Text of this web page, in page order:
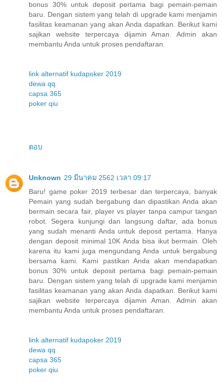
bonus 30% untuk deposit pertama bagi pemain-pemain
baru. Dengan sistem yang telah di upgrade kami menjamin
fasilitas keamanan yang akan Anda dapatkan. Berikut kami
sajikan website terpercaya dijamin Aman. Admin akan
membantu Anda untuk proses pendaftaran.
link alternatif kudapoker 2019
dewa qq
capsa 365
poker qiu
ตอบ
Unknown 29 มีนาคม 2562 เวลา 09:17
Baru! game poker 2019 terbesar dan terpercaya, banyak
Pemain yang sudah bergabung dan dipastikan Anda akan
bermain secara fair, player vs player tanpa campur tangan
robot. Segera kunjungi dan langsung daftar, ada bonus
yang sudah menanti Anda untuk deposit pertama. Hanya
dengan deposit minimal 10K Anda bisa ikut bermain. Oleh
karena itu kami juga mengundang Anda untuk bergabung
bersama kami. Kami pastikan Anda akan mendapatkan
bonus 30% untuk deposit pertama bagi pemain-pemain
baru. Dengan sistem yang telah di upgrade kami menjamin
fasilitas keamanan yang akan Anda dapatkan. Berikut kami
sajikan website terpercaya dijamin Aman. Admin akan
membantu Anda untuk proses pendaftaran.
link alternatif kudapoker 2019
dewa qq
capsa 365
poker qiu